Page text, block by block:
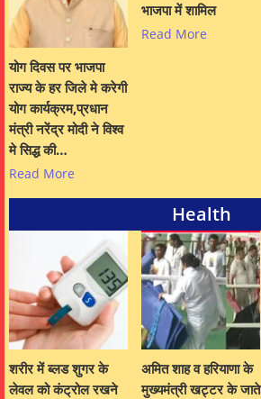
योग दिवस पर भाजपा
राज्य के हर जिले मे करेगी
योग कार्यक्रम,प्रधान
मंत्री नरेंद्र मोदी ने विश्व
मे सिद्ध की…
Read More
भाजपा में शामिल
Read More
Health
शरीर में ब्लड शुगर के
लेवल को कंट्रोल रखने
अमित शाह व हरियाणा के
मुख्यमंत्री खट्टर के जाते